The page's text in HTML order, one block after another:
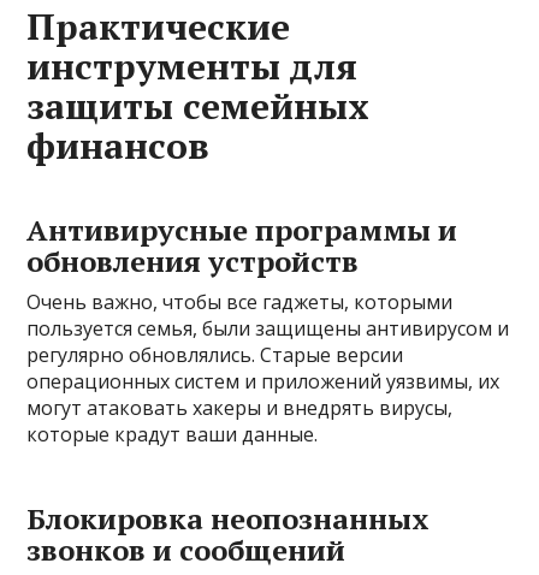
Практические
инструменты для
защиты семейных
финансов
Антивирусные программы и
обновления устройств
Очень важно, чтобы все гаджеты, которыми
пользуется семья, были защищены антивирусом и
регулярно обновлялись. Старые версии
операционных систем и приложений уязвимы, их
могут атаковать хакеры и внедрять вирусы,
которые крадут ваши данные.
Блокировка неопознанных
звонков и сообщений